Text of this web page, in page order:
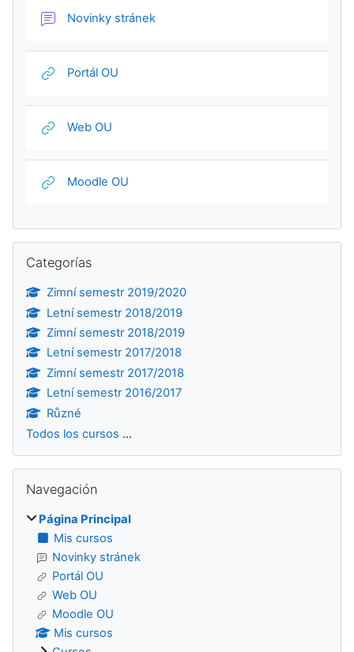
Novinky stránekForo
Portál OU
Web OU
Moodle OU
Categorías
Zimní semestr 2019/2020
Letní semestr 2018/2019
Zimní semestr 2018/2019
Letní semestr 2017/2018
Zimní semestr 2017/2018
Letní semestr 2016/2017
Různé
Todos los cursos ...
Navegación
Página Principal
Mis cursos
Novinky stránek
Portál OU
Web OU
Moodle OU
Mis cursos